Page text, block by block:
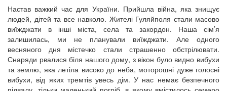
Настав важкий час для України. Прийшла війна, яка знищує
людей, дітей та все навколо. Жителі Гуляйполя стали масово
виїжджати в інші міста, села та закордон. Наша сім’я
залишилась, ми не планували виїжджати. Але одного
весняного дня містечко стали страшенно обстрілювати.
Снаряди рвалися біля нашого дому, з вікон було видно вибухи
та землю, яка летіла високо до неба, моторошні дуже голосні
вибухи, від яких тремтів увесь дім. У нас немає безпечного